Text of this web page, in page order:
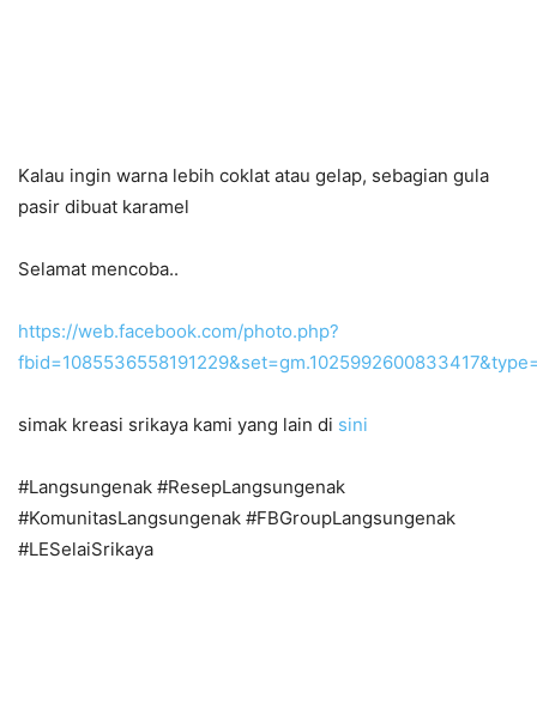
Kalau ingin warna lebih coklat atau gelap, sebagian gula
pasir dibuat karamel
Selamat mencoba..
https://web.facebook.com/photo.php?
simak kreasi srikaya kami yang lain di sini
#Langsungenak #ResepLangsungenak
#KomunitasLangsungenak #FBGroupLangsungenak
#LESelaiSrikaya